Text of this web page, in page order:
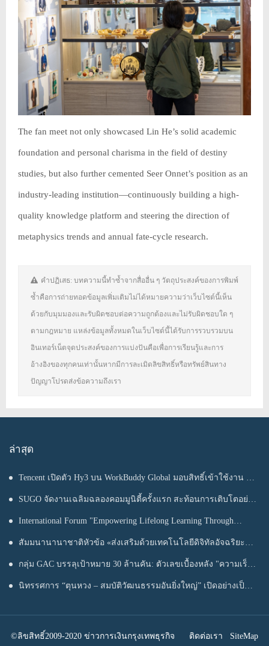
The fan meet not only showcased Lin He’s solid academic
foundation and personal charisma in the field of destiny
studies, but also further cemented Seer Onnet’s position as an
industry-leading institution—continuously building a high-
quality knowledge platform and steering the direction of
metaphysics trends and annual fate-cycle research.
คำปฏิเสธ: บทความนี้ทำซ้ำจากสื่ออื่น ๆ วัตถุประสงค์ของการพิมพ์
ซ้ำคือการถ่ายทอดข้อมูลเพิ่มเติมไม่ได้หมายความว่าเว็บไซต์นี้เห็น
ด้วยกับมุมมองและรับผิดชอบต่อความถูกต้องและไม่รับผิดชอบใด ๆ
ตามกฎหมาย แหล่งข้อมูลทั้งหมดในเว็บไซต์นี้ได้รับการรวบรวมบน
อินเทอร์เน็ตจุดประสงค์ของการแบ่งปันคือเพื่อการเรียนรู้และการ
อ้างอิงของทุกคนเท่านั้นหากมีการละเมิดลิขสิทธิ์หรือทรัพย์สินทาง
ปัญญาโปรดส่งข้อความถึงเรา
ล่าสุด
Tencent เปิดตัว Hy3 บน WorkBuddy Global มอบสิทธิ์เข้าใช้งาน AI
Agentic Workspace ฟรีตลอดเดือนสิงหาคม
SUGO จัดงานเฉลิมฉลองคอมมูนิตี้ครั้งแรก สะท้อนการเติบโตอย่าง
ต่อเนื่องในประเทศไทย
International Forum "Empowering Lifelong Learning Through
Digital Intelligence – Building a New Ecosystem for Human Lifelong
Learning" Convenes
สัมมนานานาชาติหัวข้อ «ส่งเสริมด้วยเทคโนโลยีดิจิทัลอัจฉริยะ
เรียนรู้ตลอดชีวิต – สร้างระบบนิเวศใหม่แห่งการเรียนรู้ตลอดชีวิตของ
มนุษย์» จัดขึ้น
กลุ่ม GAC บรรลุเป้าหมาย 30 ล้านคัน: ตัวเลขเบื้องหลัง "ความเร็ว
ของ GAC"
นิทรรศการ “ตุนหวง – สมบัติวัฒนธรรมอันยิ่งใหญ่” เปิดอย่างเป็น
©ลิขสิทธิ์2009-2020 ข่าวการเงินกรุงเทพธุรกิจ ติดต่อเรา SiteMap